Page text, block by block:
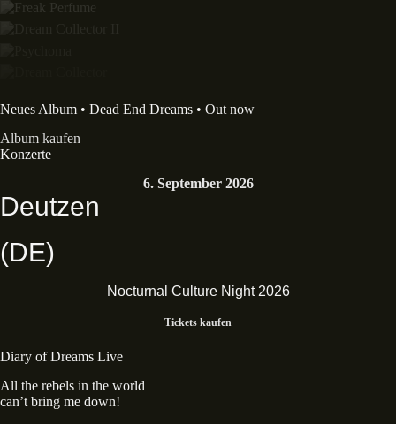
Neues Album • Dead End Dreams • Out now
Album kaufen
Konzerte
6. September 2026
Deutzen
(DE)
Nocturnal Culture Night 2026
Tickets kaufen
Diary of Dreams Live
All the rebels in the world
can’t bring me down!